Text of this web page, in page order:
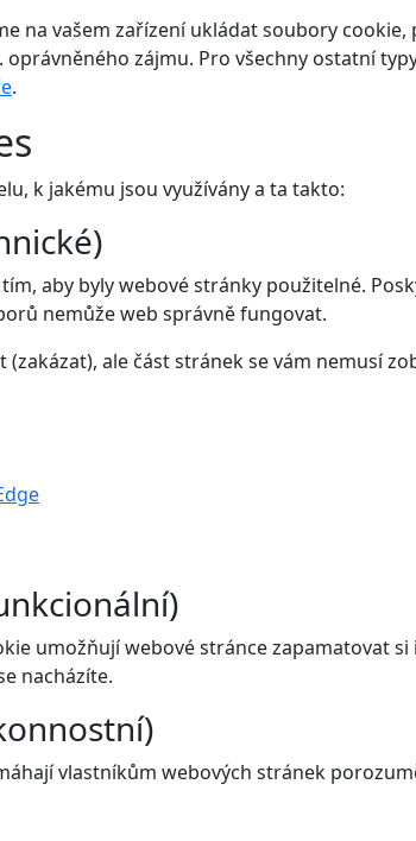
na vašem zařízení ukládat soubory
oprávněného zájmu. Pro všechny ostatní
.
k jakému jsou využívány a ta takto:
aby byly webové stránky použitelné.
nemůže web správně fungovat.
(zakázat), ale část stránek se vám nemusí
umožňují webové stránce zapamatovat
nacházíte.
vlastníkům webových stránek